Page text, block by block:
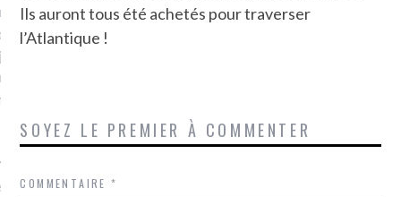
je le garde pour ce
je sens, j’entends, je
goûte et ceux que je
! Marcheuse des villes,
des ruines et des
qui Marche
ou pas. Mais
Ils auront tous été achetés pour traverser
l’Atlantique !
SOYEZ LE PREMIER À COMMENTER
COMMENTAIRE*